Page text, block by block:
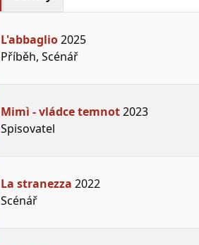
L'abbaglio2025
Příběh, Scénář
Mimì - vládce temnot2023
Spisovatel
La stranezza 2022
Scénář